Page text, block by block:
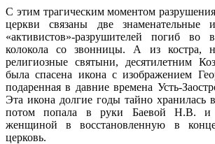
С этим трагическим моментом разрушения
церкви связаны две знаменательные
«активистов»-разрушителей погиб во
колокола со звонницы. А из костра,
религиозные святыни, десятилетним
была спасена икона с изображением
подаренная в давние времена Усть-
Эта икона долгие годы тайно хранилась
потом попала в руки Баевой Н.В. и
женщиной в восстановленную в
церковь.